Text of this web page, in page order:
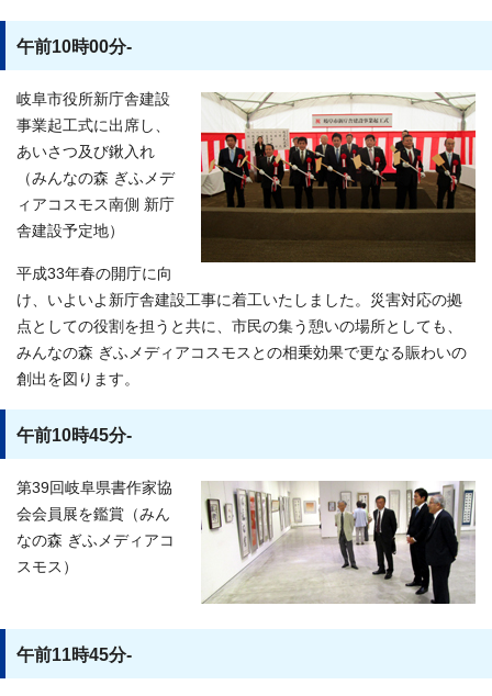
午前10時00分-
岐阜市役所新庁舎建設
事業起工式に出席し、
あいさつ及び鍬入れ
（みんなの森 ぎふメデ
ィアコスモス南側 新庁
舎建設予定地）
平成33年春の開庁に向
け、いよいよ新庁舎建設工事に着工いたしました。災害対応の拠
点としての役割を担うと共に、市民の集う憩いの場所としても、
みんなの森 ぎふメディアコスモスとの相乗効果で更なる賑わいの
創出を図ります。
午前10時45分-
第39回岐阜県書作家協
会会員展を鑑賞（みん
なの森 ぎふメディアコ
スモス）
午前11時45分-